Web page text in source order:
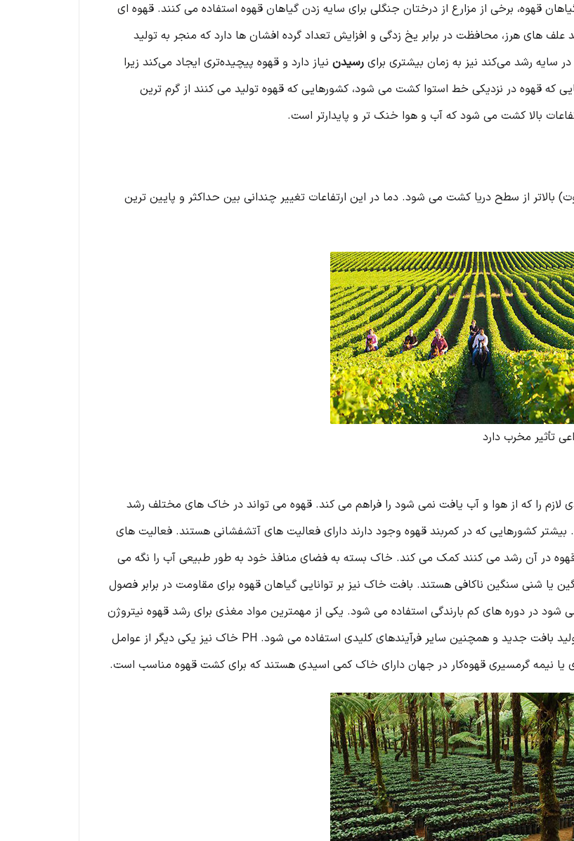
قهوه، برخی از مزارع از درختان جنگلی برای سایه زدن گیاهان قهوه استفاده می کنند. قهوه ای
های هرز، محافظت در برابر یخ زدگی و افزایش تعداد گرده افشان ها دارد که منجر به تولید
سایه رشد می‌کند نیز به زمان بیشتری برای رسیدن نیاز دارد و قهوه پیچیده‌تری ایجاد می‌کند زیرا
که قهوه در نزدیکی خط استوا کشت می شود، کشورهایی که قهوه تولید می کنند از گرم ترین
بالا کشت می شود که آب و هوا خنک تر و پایدارتر است.
قهوه جهان بین 1000 تا 2000 متر (3300 تا 6600 فوت) بالاتر از سطح دریا کشت می شود. دما در این ارتفاعات تغییر چندانی بین حداکثر و پایین ترین
تأثیر مخرب دارد
را که از هوا و آب یافت نمی شود را فراهم می کند. قهوه می ‌تواند در خاک ‌های مختلف رشد
بیشتر کشورهایی که در کمربند قهوه وجود دارند دارای فعالیت های آتشفشانی هستند. فعالیت های
در آن رشد می کنند کمک می کند. خاک بسته به فضای منافذ خود به طور طبیعی آب را نگه می
یا شنی سنگین ناکافی هستند. بافت خاک نیز بر توانایی گیاهان قهوه برای مقاومت در برابر فصول
شود در دوره های کم بارندگی استفاده می شود. یکی از مهمترین مواد مغذی برای رشد قهوه نیتروژن
است. نیتروژن برای عملکردهای ضروری مانند فتوسنتز و تولید بافت جدید و همچنین سایر فرآیندهای کلیدی استفاده می شود. PH خاک نیز یکی دیگر از عوامل
یا نیمه گرمسیری قهوه‌کار در جهان دارای خاک کمی اسیدی هستند که برای کشت قهوه مناسب است.